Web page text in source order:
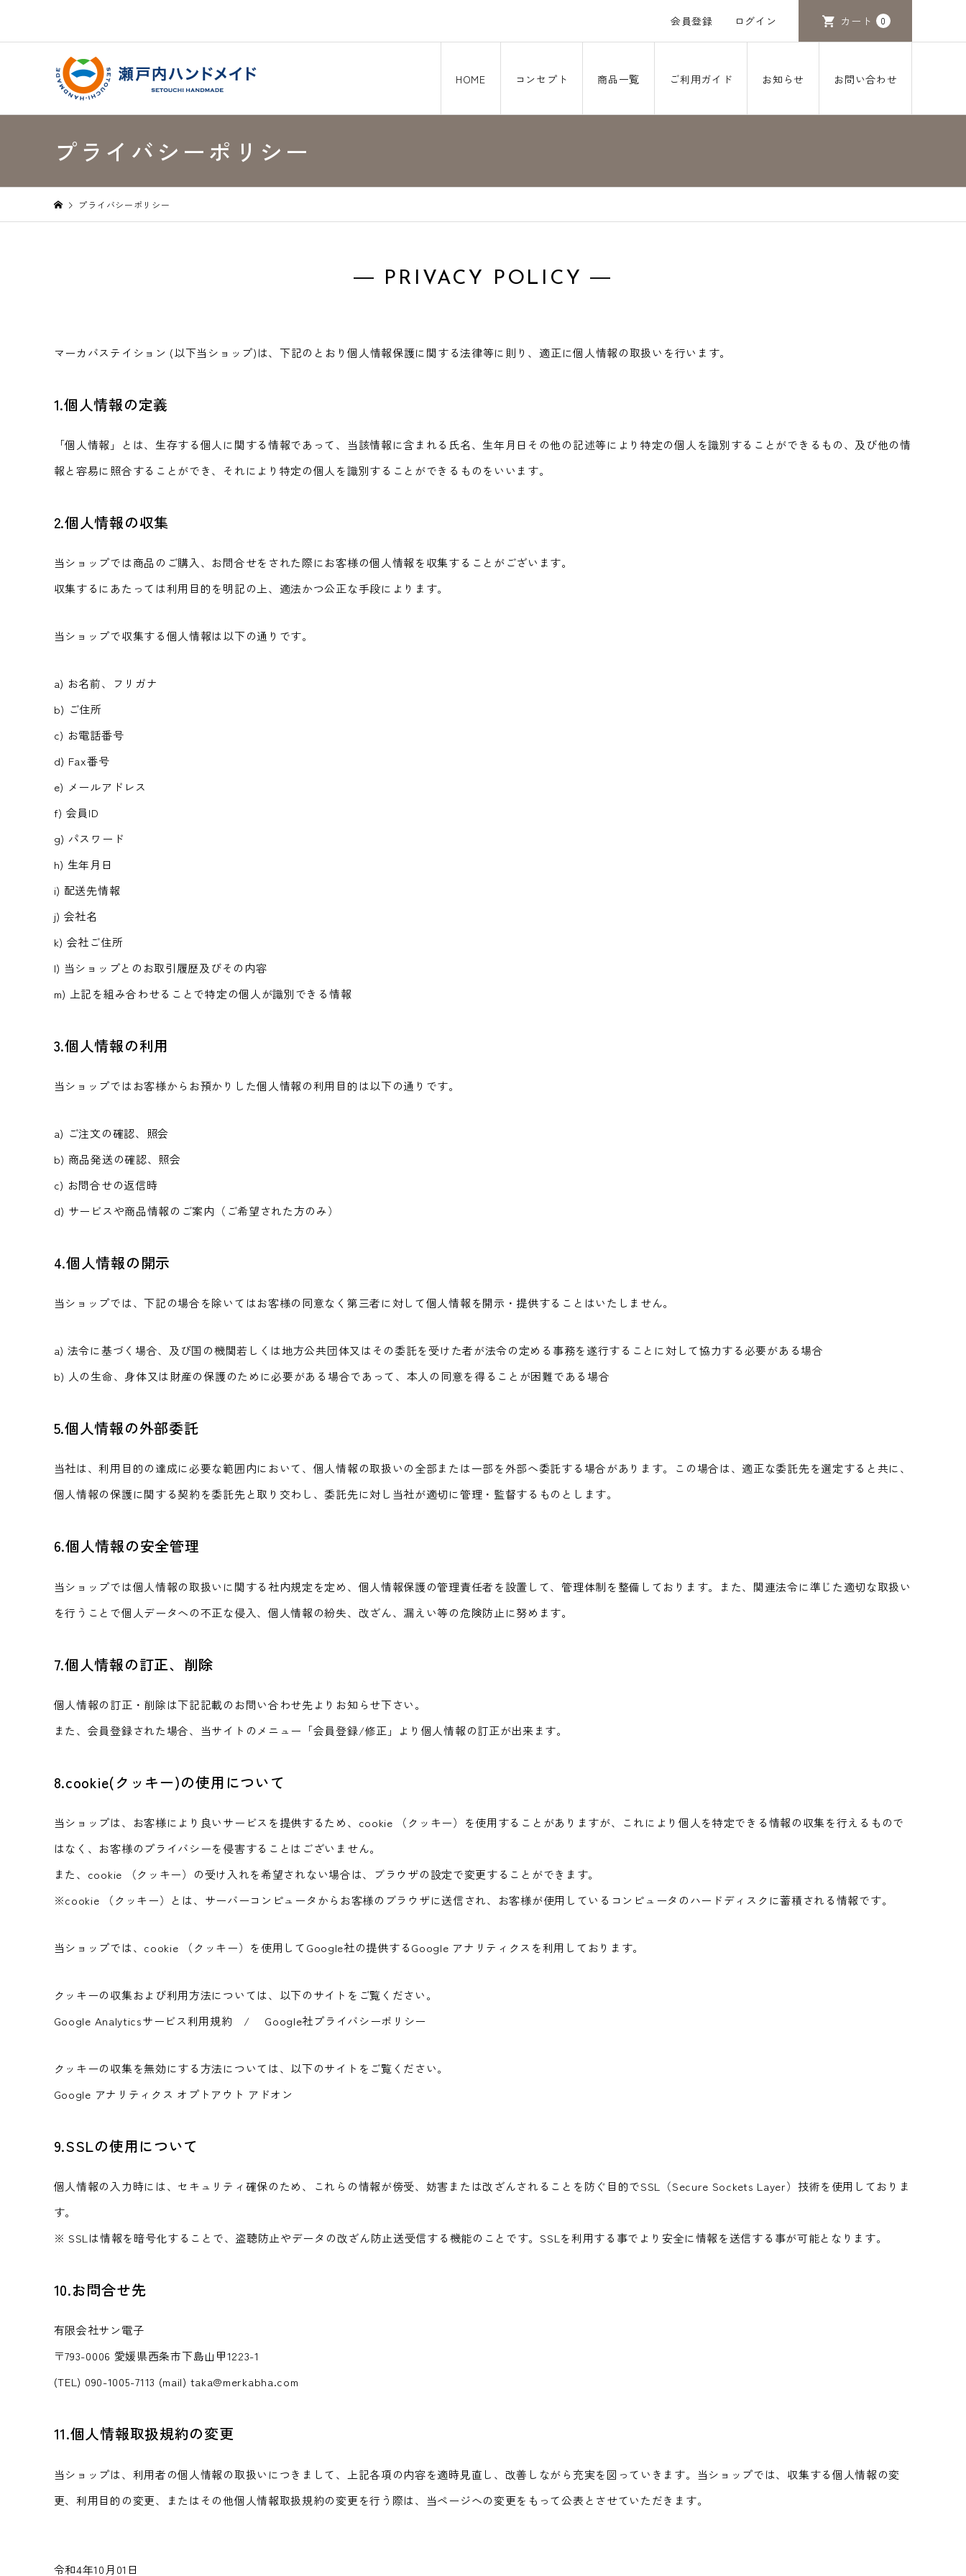
会員登録 ログイン カート 0
HOME コンセプト 商品一覧 ご利用ガイド お知らせ お問い合わせ
プライバシーポリシー
プライバシーポリシー
― PRIVACY POLICY ―
マーカバステイション (以下当ショップ)は、下記のとおり個人情報保護に関する法律等に則り、適正に個人情報の取扱いを行います。
1.個人情報の定義
「個人情報」とは、生存する個人に関する情報であって、当該情報に含まれる氏名、生年月日その他の記述等により特定の個人を識別することができるもの、及び他の情
報と容易に照合することができ、それにより特定の個人を識別することができるものをいいます。
2.個人情報の収集
当ショップでは商品のご購入、お問合せをされた際にお客様の個人情報を収集することがございます。
収集するにあたっては利用目的を明記の上、適法かつ公正な手段によります。
当ショップで収集する個人情報は以下の通りです。
a) お名前、フリガナ
b) ご住所
c) お電話番号
d) Fax番号
e) メールアドレス
f) 会員ID
g) パスワード
h) 生年月日
i) 配送先情報
j) 会社名
k) 会社ご住所
l) 当ショップとのお取引履歴及びその内容
m) 上記を組み合わせることで特定の個人が識別できる情報
3.個人情報の利用
当ショップではお客様からお預かりした個人情報の利用目的は以下の通りです。
a) ご注文の確認、照会
b) 商品発送の確認、照会
c) お問合せの返信時
d) サービスや商品情報のご案内（ご希望された方のみ）
4.個人情報の開示
当ショップでは、下記の場合を除いてはお客様の同意なく第三者に対して個人情報を開示・提供することはいたしません。
a) 法令に基づく場合、及び国の機関若しくは地方公共団体又はその委託を受けた者が法令の定める事務を遂行することに対して協力する必要がある場合
b) 人の生命、身体又は財産の保護のために必要がある場合であって、本人の同意を得ることが困難である場合
5.個人情報の外部委託
当社は、利用目的の達成に必要な範囲内において、個人情報の取扱いの全部または一部を外部へ委託する場合があります。この場合は、適正な委託先を選定すると共に、
個人情報の保護に関する契約を委託先と取り交わし、委託先に対し当社が適切に管理・監督するものとします。
6.個人情報の安全管理
当ショップでは個人情報の取扱いに関する社内規定を定め、個人情報保護の管理責任者を設置して、管理体制を整備しております。また、関連法令に準じた適切な取扱い
を行うことで個人データへの不正な侵入、個人情報の紛失、改ざん、漏えい等の危険防止に努めます。
7.個人情報の訂正、削除
個人情報の訂正・削除は下記記載のお問い合わせ先よりお知らせ下さい。
また、会員登録された場合、当サイトのメニュー「会員登録/修正」より個人情報の訂正が出来ます。
8.cookie(クッキー)の使用について
当ショップは、お客様により良いサービスを提供するため、cookie （クッキー）を使用することがありますが、これにより個人を特定できる情報の収集を行えるもので
はなく、お客様のプライバシーを侵害することはございません。
また、cookie （クッキー）の受け入れを希望されない場合は、ブラウザの設定で変更することができます。
※cookie （クッキー）とは、サーバーコンピュータからお客様のブラウザに送信され、お客様が使用しているコンピュータのハードディスクに蓄積される情報です。
当ショップでは、cookie （クッキー）を使用してGoogle社の提供するGoogle アナリティクスを利用しております。
クッキーの収集および利用方法については、以下のサイトをご覧ください。
Google Analyticsサービス利用規約 / Google社プライバシーポリシー
クッキーの収集を無効にする方法については、以下のサイトをご覧ください。
Google アナリティクス オプトアウト アドオン
9.SSLの使用について
個人情報の入力時には、セキュリティ確保のため、これらの情報が傍受、妨害または改ざんされることを防ぐ目的でSSL（Secure Sockets Layer）技術を使用しておりま
す。
※ SSLは情報を暗号化することで、盗聴防止やデータの改ざん防止送受信する機能のことです。SSLを利用する事でより安全に情報を送信する事が可能となります。
10.お問合せ先
有限会社サン電子
〒793-0006 愛媛県西条市下島山甲1223-1
(TEL) 090-1005-7113 (mail) taka@merkabha.com
11.個人情報取扱規約の変更
当ショップは、利用者の個人情報の取扱いにつきまして、上記各項の内容を適時見直し、改善しながら充実を図っていきます。当ショップでは、収集する個人情報の変
更、利用目的の変更、またはその他個人情報取扱規約の変更を行う際は、当ページへの変更をもって公表とさせていただきます。
令和4年10月01日